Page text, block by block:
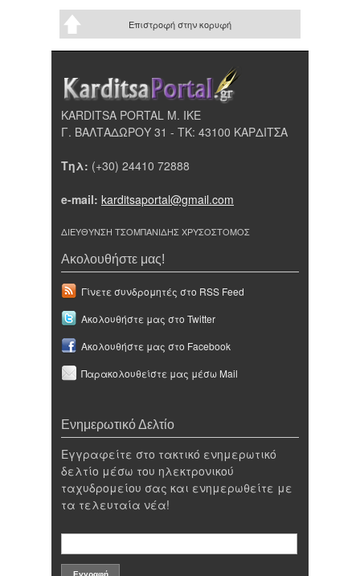
Επιστροφή στην κορυφή
KARDITSA PORTAL Μ. ΙΚΕ
Γ. ΒΑΛΤΑΔΩΡΟΥ 31 - ΤΚ: 43100 ΚΑΡΔΙΤΣΑ
Τηλ: (+30) 24410 72888
e-mail: karditsaportal@gmail.com
ΔΙΕΥΘΥΝΣΗ ΤΣΟΜΠΑΝΙΔΗΣ ΧΡΥΣΟΣΤΟΜΟΣ
Ακολουθήστε μας!
Γίνετε συνδρομητές στο RSS Feed
Ακολουθήστε μας στο Twitter
Ακολουθήστε μας στο Facebook
Παρακολουθείστε μας μέσω Mail
Ενημερωτικό Δελτίο
Εγγραφείτε στο τακτικό ενημερωτικό
δελτίο μέσω του ηλεκτρονικού
ταχυδρομείου σας και ενημερωθείτε με
τα τελευταία νέα!